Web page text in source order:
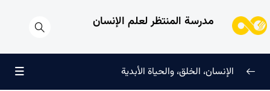
مدرسة المنتظر لعلم الإنسان
الإنسان، الخلق، والحياة الأبدية